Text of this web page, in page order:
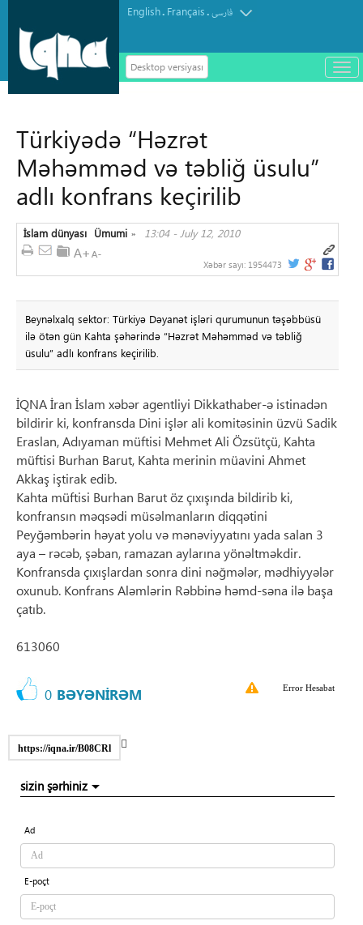
English. Français.فارسی
Desktop versiyası
باز
و
Türkiyədə “Həzrət
Məhəmməd və təbliğ üsulu”
adlı konfrans keçirilib
İslam dünyası »
Ümumi 13:04 - July 12, 2010
Xəbər sayı: 1954473
Beynəlxalq sektor: Türkiyə Dəyanət işləri qurumunun təşəbbüsü
ilə ötən gün Kahta şəhərində “Həzrət Məhəmməd və təbliğ
üsulu” adlı konfrans keçirilib.
İQNA İran İslam xəbər agentliyi Dikkathaber-ə istinadən
bildirir ki, konfransda Dini işlər ali komitəsinin üzvü Sadik
Eraslan, Adıyaman müftisi Mehmet Ali Özsütçü, Kahta
müftisi Burhan Barut, Kahta merinin müavini Ahmet
Akkaş iştirak edib.
Kahta müftisi Burhan Barut öz çıxışında bildirib ki,
konfransın məqsədi müsəlmanların diqqətini
Peyğəmbərin həyat yolu və mənəviyyatını yada salan 3
aya – rəcəb, şəban, ramazan aylarına yönəltməkdir.
Konfransda çıxışlardan sonra dini nəğmələr, mədhiyyələr
oxunub. Konfrans Aləmlərin Rəbbinə həmd-səna ilə başa
çatıb.
613060
0 BƏYƏNİRƏM Error Hesabat
https://iqna.ir/B08CRl
sizin şərhiniz
Ad
E-poçt